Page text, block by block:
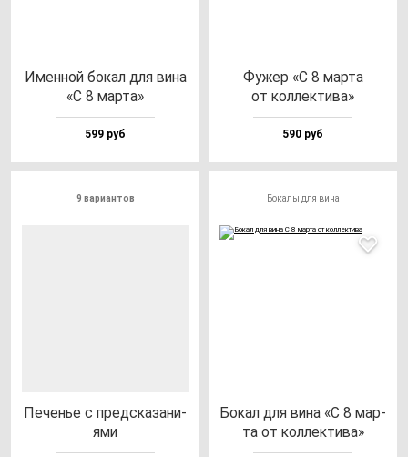
Имен­ной бо­кал для ви­на
«С 8 мар­та»
599 руб
Фужер «С 8 мар­та
от кол­лек­ти­ва»
590 руб
9 вариантов
Печенье с пред­ска­за­ни­
ями
Бокалы для вина
Бокал для ви­на «С 8 мар­
та от кол­лек­ти­ва»